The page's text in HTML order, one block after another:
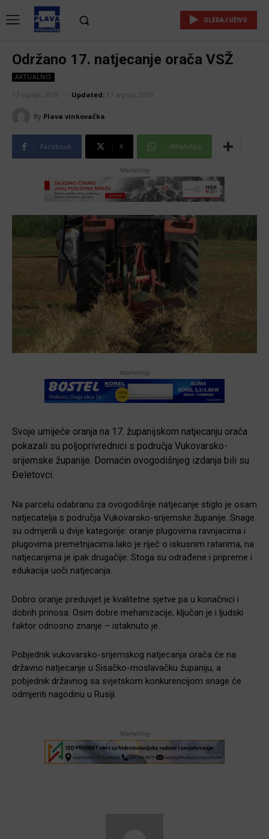
GLEDAJ UŽIVO
Održano 17. natjecanje orača VSŽ
AKTUALNO
17 srpnja, 2019 Updated: 17 srpnja, 2019
By Plava vinkovačka
Facebook X WhatsApp
-Marketing-
-Marketing-
Svoje umijeće oranja na 17. županijskom natjecanju orača
pokazali su poljoprivrednici s područja Vukovarsko-
srijemske županije. Domaćin ovogodišnjeg izdanja bili su
Đeletovci.
Na parcelu odabranu za ovogodišnje natjecanje stiglo je osam
natjecatelja s područja Vukovarsko-srijemske županije. Snage
su odmjerili u dvije kategorije: oranje plugovima ravnjacima i
plugovima premetnjacima.Iako je riječ o iskusnim ratarima, na
natjecanjima je ipak drugačije. Stoga su odrađene i pripreme i
edukacija uoči natjecanja.
Dobro oranje preduvjet je kvalitetne sjetve pa u konačnici i
dobrih prinosa. Osim dobre mehanizacije, ključan je i ljudski
faktor odnosno znanje – istaknuto je.
Pobjednik vukovarsko-srijemskog natjecanja orača će na
državno natjecanje u Sisačko-moslavačku županiju, a
pobjednik državnog sa svjetskom konkurencijom snage će
odmjeriti nagodinu u Rusiji.
-Marketing-